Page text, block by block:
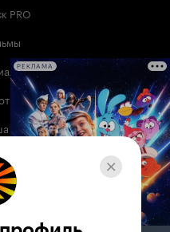
PRO
РЕКЛАМА